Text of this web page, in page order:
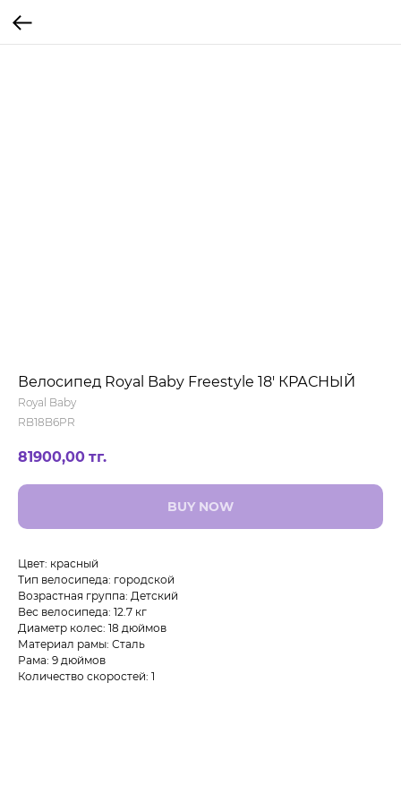
Велосипед Royal Baby Freestyle 18' КРАСНЫЙ
Royal Baby
RB18B6PR
81900,00 тг.
BUY NOW
Цвет: красный
Тип велосипеда: городской
Возрастная группа: Детский
Вес велосипеда: 12.7 кг
Диаметр колес: 18 дюймов
Материал рамы: Сталь
Рама: 9 дюймов
Количество скоростей: 1